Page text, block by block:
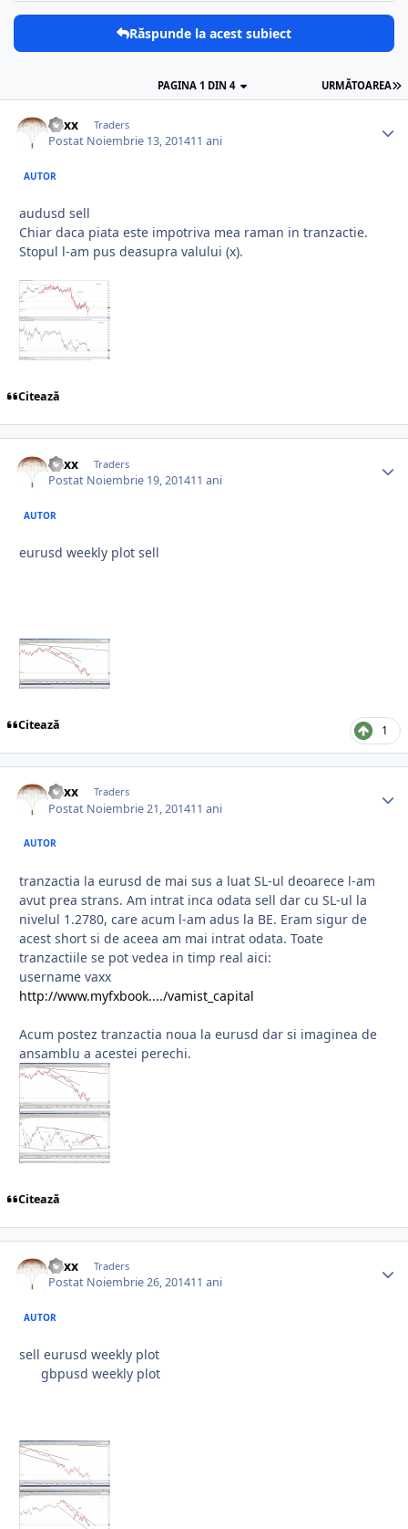
Răspunde la acest subiect
URMĂTOAREA
PAGINA 1 DIN 4
Vaxx Traders
Postat Noiembrie 13, 201411 ani
AUTOR
audusd sell
Chiar daca piata este impotriva mea raman in tranzactie.
Stopul l-am pus deasupra valului (x).
Citează
Vaxx Traders
Postat Noiembrie 19, 201411 ani
AUTOR
eurusd weekly plot sell
Citează 1
Vaxx Traders
Postat Noiembrie 21, 201411 ani
AUTOR
tranzactia la eurusd de mai sus a luat SL-ul deoarece l-am
avut prea strans. Am intrat inca odata sell dar cu SL-ul la
nivelul 1.2780, care acum l-am adus la BE. Eram sigur de
acest short si de aceea am mai intrat odata. Toate
tranzactiile se pot vedea in timp real aici:
username vaxx
http://www.myfxbook..../vamist_capital
Acum postez tranzactia noua la eurusd dar si imaginea de
ansamblu a acestei perechi.
Citează
Vaxx Traders
Postat Noiembrie 26, 201411 ani
AUTOR
sell eurusd weekly plot
gbpusd weekly plot